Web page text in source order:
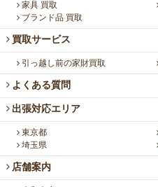
家具 買取
ブランド品 買取
買取サービス
引っ越し前の家財買取
よくある質問
出張対応エリア
東京都
埼玉県
店舗案内